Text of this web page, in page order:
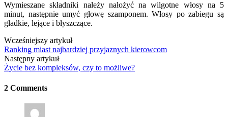
Wymieszane składniki należy nałożyć na wilgotne włosy na 5
minut, następnie umyć głowę szamponem. Włosy po zabiegu są
gładkie, lejące i błyszczące.
Wcześniejszy artykuł
Ranking miast najbardziej przyjaznych kierowcom
Następny artykuł
Życie bez kompleksów, czy to możliwe?
2 Comments